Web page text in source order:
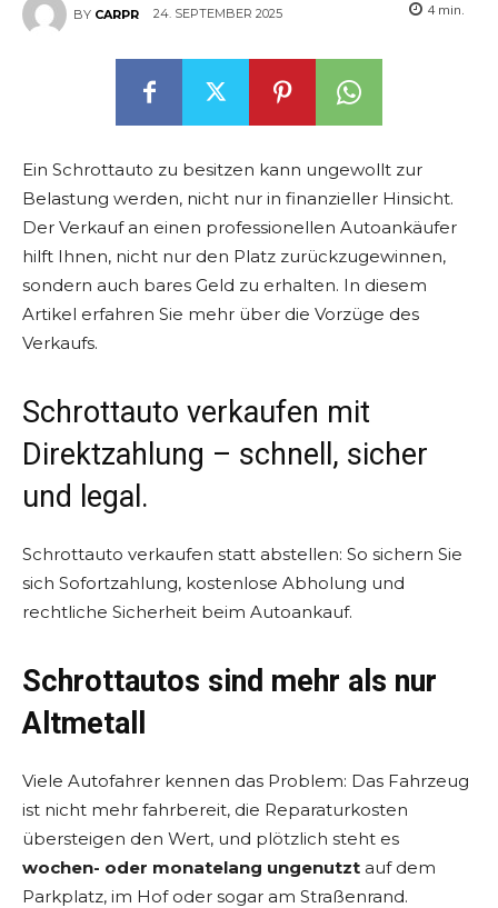
BY CARPR 24. SEPTEMBER 2025 4 min.
Ein Schrottauto zu besitzen kann ungewollt zur
Belastung werden, nicht nur in finanzieller Hinsicht.
Der Verkauf an einen professionellen Autoankäufer
hilft Ihnen, nicht nur den Platz zurückzugewinnen,
sondern auch bares Geld zu erhalten. In diesem
Artikel erfahren Sie mehr über die Vorzüge des
Verkaufs.
Schrottauto verkaufen mit
Direktzahlung – schnell, sicher
und legal.
Schrottauto verkaufen statt abstellen: So sichern Sie
sich Sofortzahlung, kostenlose Abholung und
rechtliche Sicherheit beim Autoankauf.
Schrottautos sind mehr als nur
Altmetall
Viele Autofahrer kennen das Problem: Das Fahrzeug
ist nicht mehr fahrbereit, die Reparaturkosten
übersteigen den Wert, und plötzlich steht es
wochen- oder monatelang ungenutzt auf dem
Parkplatz, im Hof oder sogar am Straßenrand.